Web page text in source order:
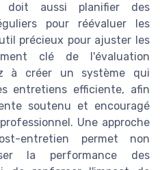
doit aussi planifier des
pour réévaluer les
précieux pour ajuster les
clé de l'évaluation
à créer un système qui
entretiens efficiente, afin
soutenu et encouragé
Une approche
entretien permet non
la performance des